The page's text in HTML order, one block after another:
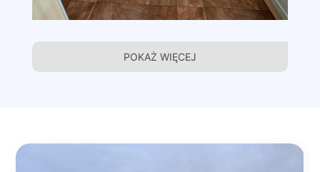
POKAŻ WIĘCEJ